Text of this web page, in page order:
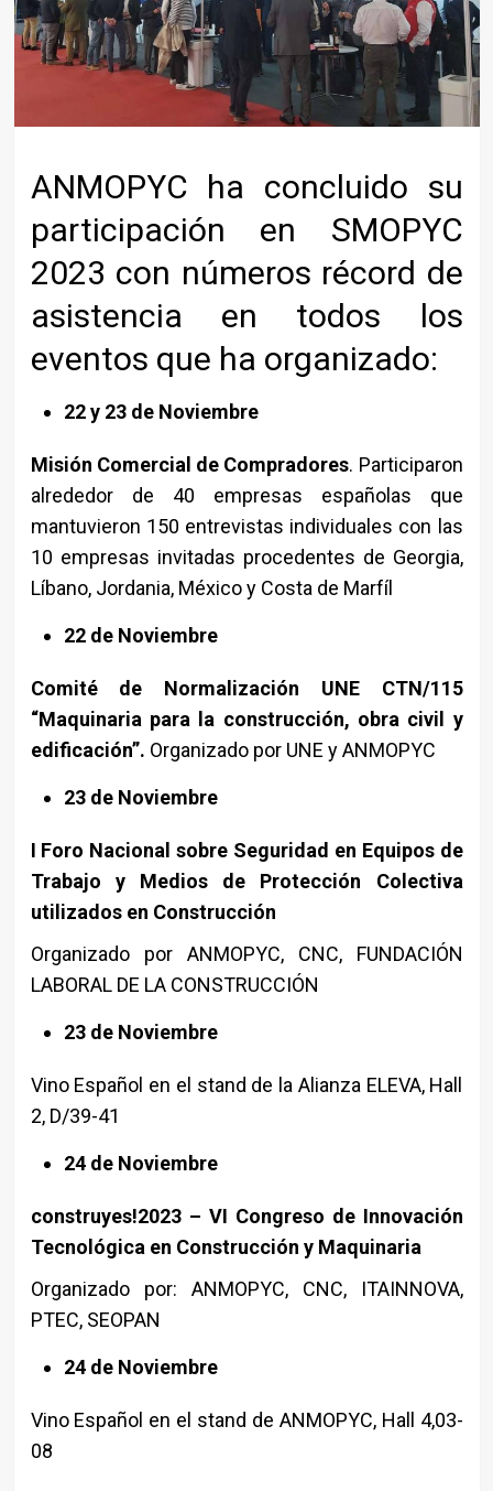
ANMOPYC ha concluido su
participación en SMOPYC
2023 con números récord de
asistencia en todos los
eventos que ha organizado:
22 y 23 de Noviembre
Misión Comercial de Compradores. Participaron
alrededor de 40 empresas españolas que
mantuvieron 150 entrevistas individuales con las
10 empresas invitadas procedentes de Georgia,
Líbano, Jordania, México y Costa de Marfíl
22 de Noviembre
Comité de Normalización UNE CTN/115
“Maquinaria para la construcción, obra civil y
edificación”. Organizado por UNE y ANMOPYC
23 de Noviembre
I Foro Nacional sobre Seguridad en Equipos de
Trabajo y Medios de Protección Colectiva
utilizados en Construcción
Organizado por ANMOPYC, CNC, FUNDACIÓN
LABORAL DE LA CONSTRUCCIÓN
23 de Noviembre
Vino Español en el stand de la Alianza ELEVA, Hall
2, D/39-41
24 de Noviembre
construyes!2023 – VI Congreso de Innovación
Tecnológica en Construcción y Maquinaria
Organizado por: ANMOPYC, CNC, ITAINNOVA,
PTEC, SEOPAN
24 de Noviembre
Vino Español en el stand de ANMOPYC, Hall 4,03-
08